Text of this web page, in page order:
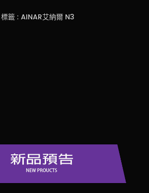
標籤 : AINAR艾納爾 N3